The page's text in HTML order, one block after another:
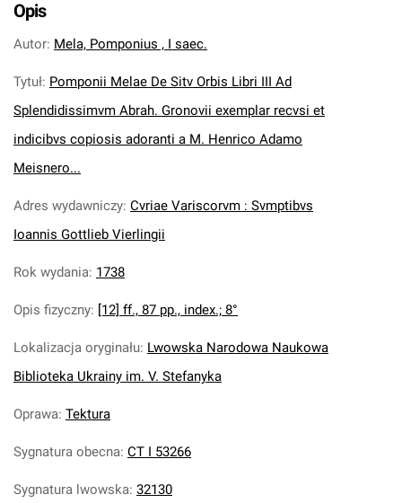
Opis
Autor: Mela, Pomponius , I saec.
Tytuł: Pomponii Melae De Sitv Orbis Libri III Ad
Splendidissimvm Abrah. Gronovii exemplar recvsi et
indicibvs copiosis adoranti a M. Henrico Adamo
Meisnero...
Adres wydawniczy: Cvriae Variscorvm : Svmptibvs
Ioannis Gottlieb Vierlingii
Rok wydania: 1738
Opis fizyczny: [12] ff., 87 pp., index.; 8°
Lokalizacja oryginału: Lwowska Narodowa Naukowa
Biblioteka Ukrainy im. V. Stefanyka
Oprawa: Tektura
Sygnatura obecna: CT I 53266
Sygnatura lwowska: 32130